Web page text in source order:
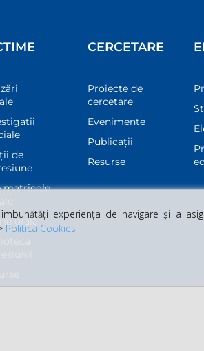
de
matricole
orală
CERCETARE
Proiecte de
cercetare
Evenimente
Publicații
Resurse
experiența de navigare și a
Politica Cookies